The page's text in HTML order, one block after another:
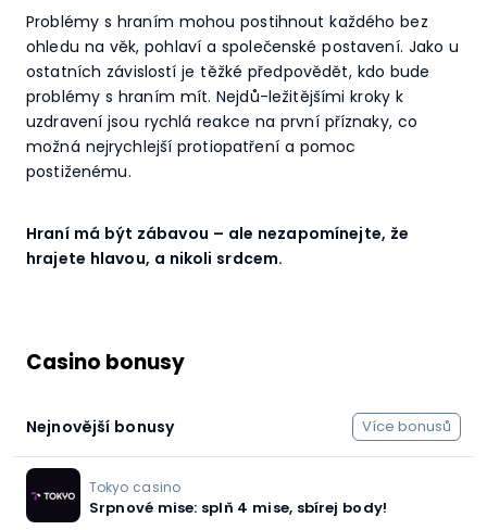
Problémy s hraním mohou postihnout každého bez
ohledu na věk, pohlaví a společenské postavení. Jako u
ostatních závislostí je těžké předpovědět, kdo bude
problémy s hraním mít. Nejdů-ležitějšími kroky k
uzdravení jsou rychlá reakce na první příznaky, co
možná nejrychlejší protiopatření a pomoc
postiženému.
Hraní má být zábavou – ale nezapomínejte, že
hrajete hlavou, a nikoli srdcem.
Casino bonusy
Nejnovější bonusy Více bonusů
Tokyo casino
Srpnové mise: splň 4 mise, sbírej body!